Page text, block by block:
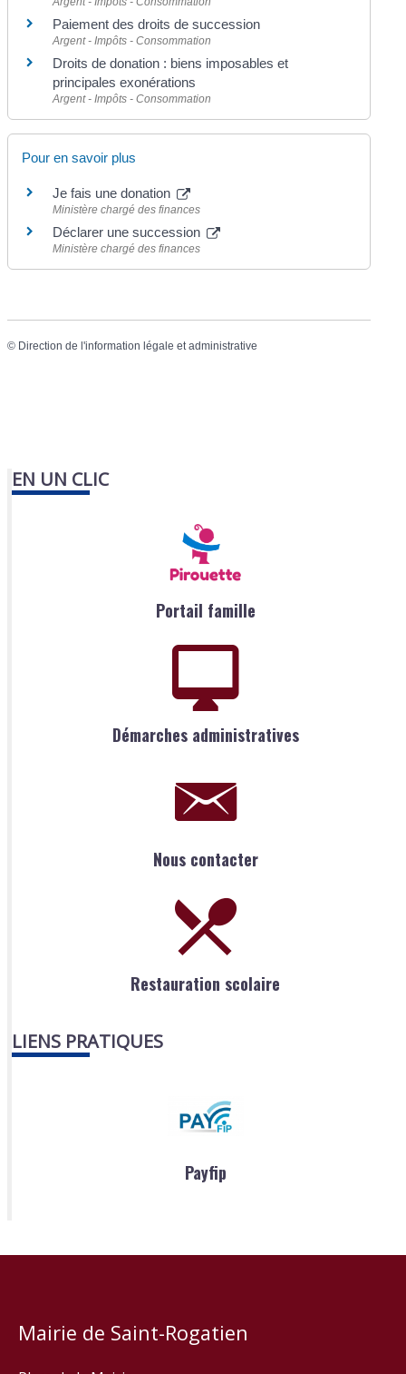
Paiement des droits de succession
Argent - Impôts - Consommation
Droits de donation : biens imposables et
principales exonérations
Argent - Impôts - Consommation
Pour en savoir plus
Je fais une donation
Ministère chargé des finances
Déclarer une succession
Ministère chargé des finances
© Direction de l'information légale et administrative
EN UN CLIC
Portail famille
Démarches administratives
Nous contacter
Restauration scolaire
LIENS PRATIQUES
Payfip
Mairie de Saint-Rogatien